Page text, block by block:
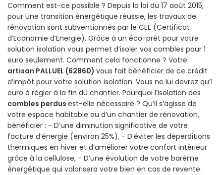
Comment est-ce possible ? Depuis la loi du 17 août 2015,
pour une transition énergétique réussie, les travaux de
rénovation sont subventionnés par le CEE (Certificat
d’Economie d’Energie). Grâce à un éco-prêt pour votre
solution isolation vous permet d’isoler vos combles pour 1
euro seulement. Comment cela fonctionne ? Votre
artisan PALLUEL (62860) vous fait bénéficier de ce crédit
d’impôt pour votre solution isolation. Vous ne lui devrez qu’1
euro à régler à la fin du chantier. Pourquoi l’isolation des
combles perdus est-elle nécessaire ? Qu’il s’agisse de
votre espace habitable ou d’un chantier de rénovation,
bénéficier : - D’une diminution significative de votre
facture d’énergie (environ 25%), - D’éviter les déperditions
thermiques en hiver et d’améliorer votre confort intérieur
grâce à la cellulose, - D’une évolution de votre barème
énergétique qui valorisera votre bien en cas de revente.